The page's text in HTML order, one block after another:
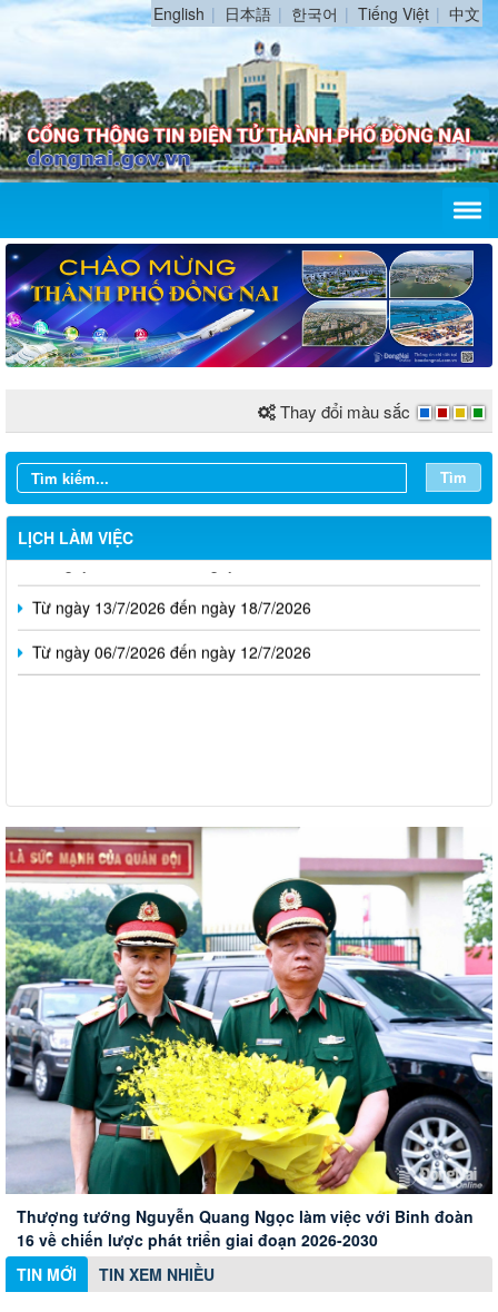
English 日本語 한국어 Tiếng Việt 中文
Thay đổi màu sắc
Tìm
LỊCH LÀM VIỆC
Từ ngày 03/8/2026 đến ngày 09/8/2026
Từ ngày 27/7/2026 đến ngày 02/8/2026
Từ ngày 20/7/2026 đến ngày 26/7/2026
Từ ngày 13/7/2026 đến ngày 18/7/2026
Từ ngày 06/7/2026 đến ngày 12/7/2026
TIN MỚI TIN XEM NHIỀU
Hội nghị tuyên truyền công tác biên giới trên đất liền Việt
Nam - Campuchia
Ban Chỉ đạo An ninh mạng quốc gia tổ chức phiên họp
thường kỳ
Thượng tướng Nguyễn Quang Ngọc làm việc với Binh đoàn
16 về chiến lược phát triển giai đoạn 2026-2030
Xây dựng Hội Nữ trí thức thành phố thành mạng lưới nữ
chuyên gia chất lượng
Thành phố Đồng Nai đánh giá cao những đóng góp của
doanh nghiệp Đức